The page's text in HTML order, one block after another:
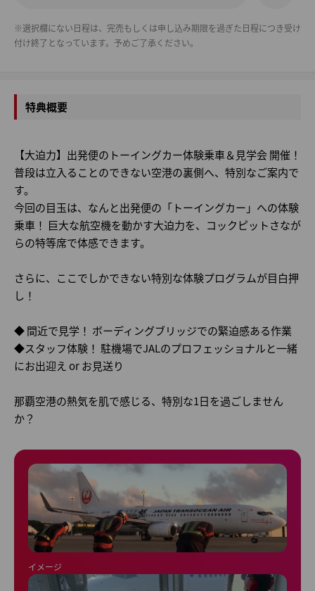
※選択欄にない日程は、完売もしくは申し込み期限を過ぎた日程につき受け
付け終了となっています。予めご了承ください。
特典概要
【大迫力】出発便のトーイングカー体験乗車＆見学会 開催！
普段は立入ることのできない空港の裏側へ、特別なご案内で
す。
今回の目玉は、なんと出発便の「トーイングカー」への体験
乗車！ 巨大な航空機を動かす大迫力を、コックピットさなが
らの特等席で体感できます。
さらに、ここでしかできない特別な体験プログラムが目白押
し！
◆ 間近で見学！ ボーディングブリッジでの緊迫感ある作業
◆スタッフ体験！ 駐機場でJALのプロフェッショナルと一緒
にお出迎え or お見送り
那覇空港の熱気を肌で感じる、特別な1日を過ごしません
か？
イメージ